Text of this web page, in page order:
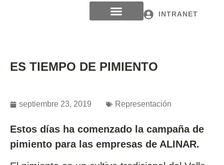
INTRANET
ES TIEMPO DE PIMIENTO
septiembre 23, 2019 Representación
Estos días ha comenzado la campaña de
pimiento para las empresas de ALINAR.